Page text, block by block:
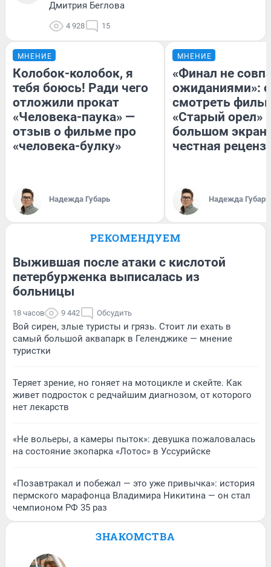
Дмитрия Беглова
4 928 15
МНЕНИЕ
Колобок-колобок, я
тебя боюсь! Ради чего
отложили прокат
«Человека-паука» —
отзыв о фильме про
«человека-булку»
Надежда Губарь
МНЕНИЕ
«Финал не
ожиданиями»:
смотреть
«Старый орел»
большом
честная
Надежда Губарь
РЕКОМЕНДУЕМ
Выжившая после атаки с кислотой
петербурженка выписалась из
больницы
18 часов 9 442 Обсудить
Вой сирен, злые туристы и грязь. Стоит ли ехать в
самый большой аквапарк в Геленджике — мнение
туристки
Теряет зрение, но гоняет на мотоцикле и скейте. Как
живет подросток с редчайшим диагнозом, от которого
нет лекарств
«Не вольеры, а камеры пыток»: девушка пожаловалась
на состояние экопарка «Лотос» в Уссурийске
«Позавтракал и побежал — это уже привычка»: история
пермского марафонца Владимира Никитина — он стал
чемпионом РФ 35 раз
ЗНАКОМСТВА